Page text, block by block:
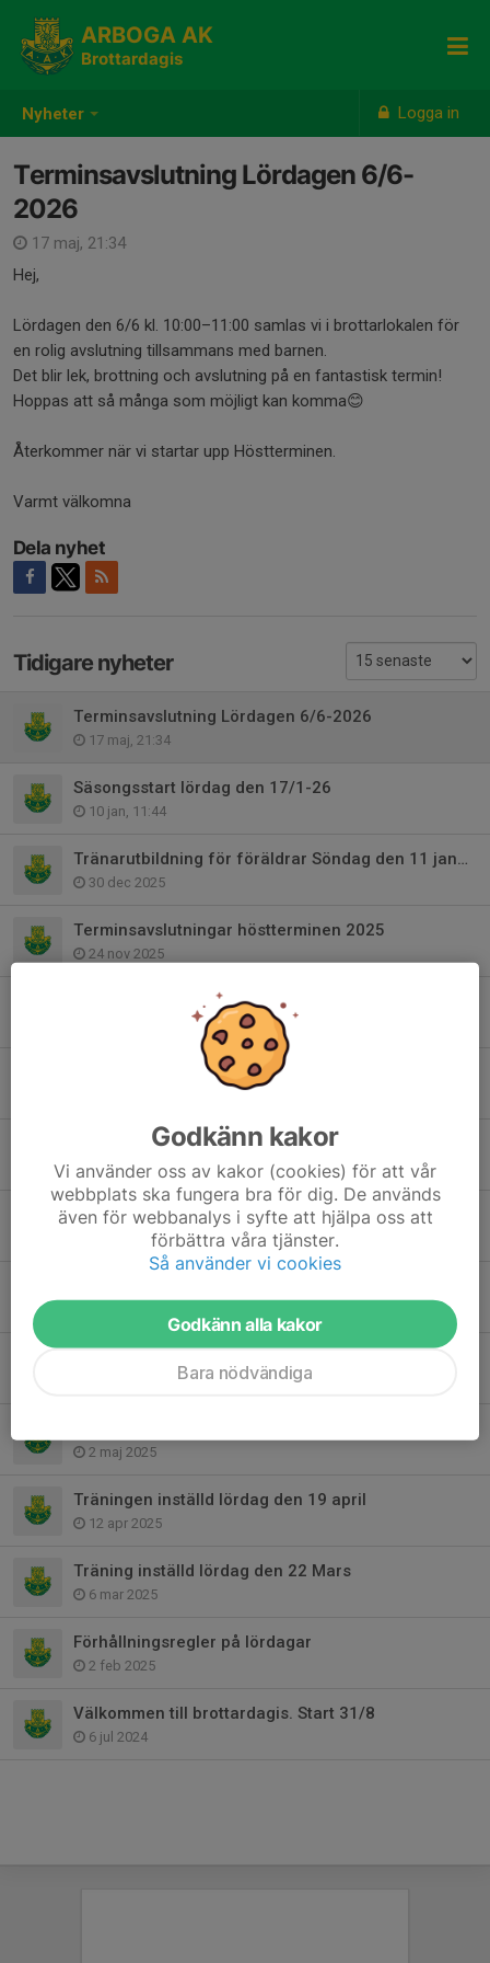
Nyheter Logga in
ARBOGA AK
Brottardagis
Terminsavslutning Lördagen 6/6-
2026
17 maj, 21:34
Hej,
Lördagen den 6/6 kl. 10:00–11:00 samlas vi i brottarlokalen för
en rolig avslutning tillsammans med barnen.
Det blir lek, brottning och avslutning på en fantastisk termin!
Hoppas att så många som möjligt kan komma😊
Återkommer när vi startar upp Höstterminen.
Varmt välkomna
Dela nyhet
Tidigare nyheter
Terminsavslutning Lördagen 6/6-2026
17 maj, 21:34
Säsongsstart lördag den 17/1-26
10 jan, 11:44
Tränarutbildning för föräldrar Söndag den 11 januari
30 dec 2025
Terminsavslutningar höstterminen 2025
24 nov 2025
Träningen inställd 22/11
Tränarutbildning för föräldrar den 11 januari 2026
Förändring i träningsgrupperna
19 nov 2025
Tillfällig ingång till brottarlokalen
19 aug 2025
2 maj 2025
Träningen inställd lördag den 19 april
12 apr 2025
Träning inställd lördag den 22 Mars
6 mar 2025
Förhållningsregler på lördagar
2 feb 2025
Välkommen till brottardagis. Start 31/8
6 jul 2024
Godkänn kakor
Vi använder oss av kakor (cookies) för att vår
webbplats ska fungera bra för dig. De används
även för webbanalys i syfte att hjälpa oss att
förbättra våra tjänster.
Så använder vi cookies
Godkänn alla kakor
Bara nödvändiga